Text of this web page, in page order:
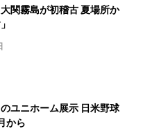
関霧島が初稽古 夏場所か
ユニホーム展示 日米野球
から